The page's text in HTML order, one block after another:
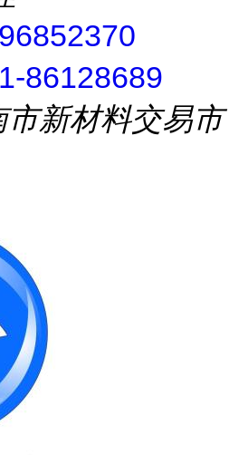
86128689
市新材料交易市